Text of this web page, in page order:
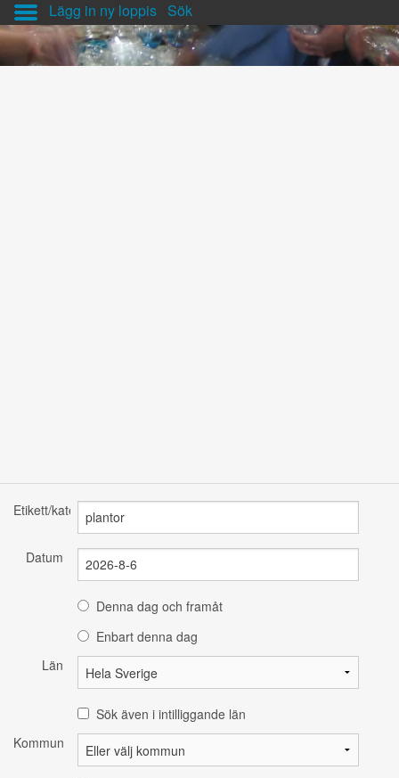
Lägg in ny loppis Sök
Etikett/kategori
Datum
Denna dag och framåt
Enbart denna dag
Län
Sök även i intilliggande län
Kommun